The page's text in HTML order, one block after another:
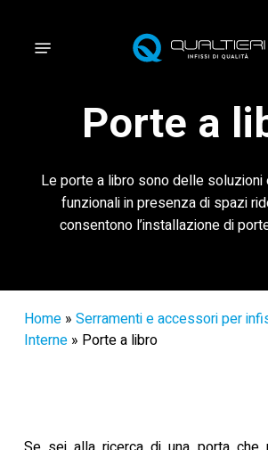
contenuto
Menu
Porte a
Le porte a libro sono delle
funzionali in presenza di spazi
consentono l’installazione di
Home» Serramenti e accessori per
Interne» Porte a libro